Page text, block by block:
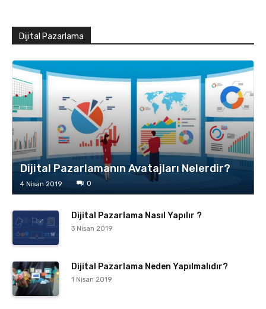
Dijital Pazarlama
Dijital Pazarlamanın Avatajları Nelerdir?
4 Nisan 2019 0
Dijital Pazarlama Nasıl Yapılır ?
3 Nisan 2019
Dijital Pazarlama Neden Yapılmalıdır?
1 Nisan 2019